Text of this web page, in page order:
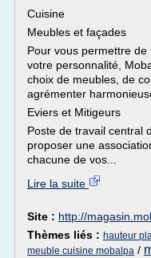
Cuisine
Meubles et façades
Pour vous permettre
votre personnalité,
choix de meubles, de
agrémenter
Eviers et Mitigeurs
Poste de travail central
proposer une
chacune de vos...
Lire la suite
Site : http://
Thèmes liés : hauteur
meuble cuisine mobalpa /